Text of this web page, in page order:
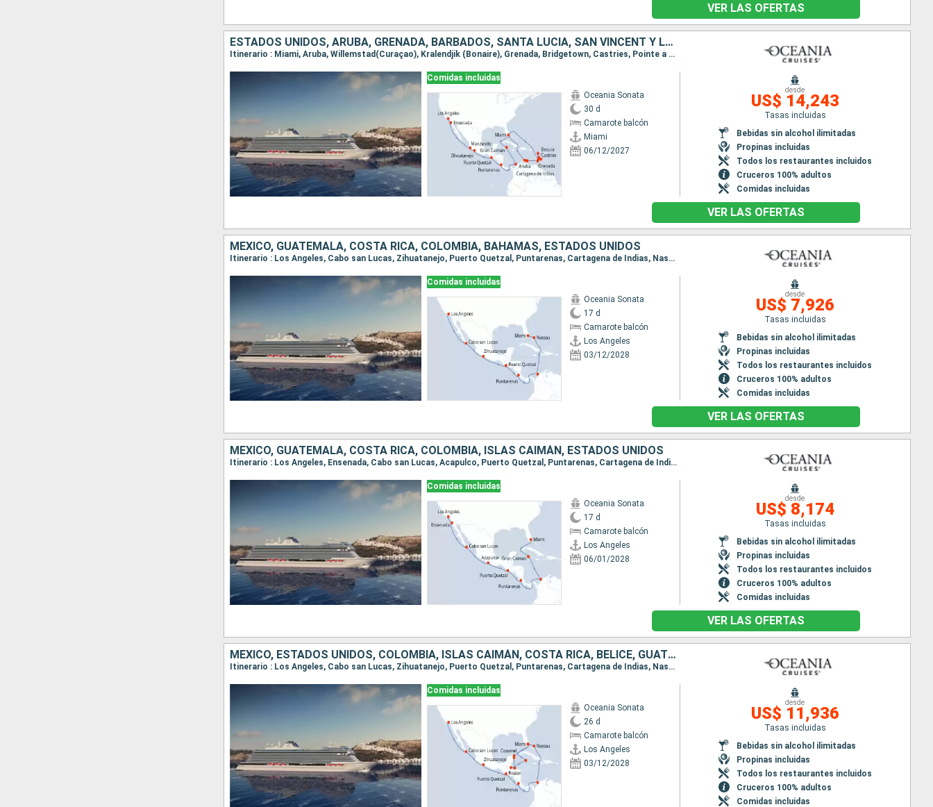
VER LAS OFERTAS
ESTADOS UNIDOS, ARUBA, GRENADA, BARBADOS, SANTA LUCIA, SAN VINCENT Y LAS GRANADINAS, ISLAS CAIMÁN, COLOMBIA, COSTA RICA, GUATEMALA, MÉXICO
Itinerario : Miami, Aruba, Willemstad(Curaçao), Kralendjik (Bonaire), Grenada, Bridgetown, Castries, Pointe a pitre (Guadalupe), Bequia, Miami, Gran Caiman, Cartagena de Indias, Puntarenas, Puerto Quetzal, Zihuatanejo, Manzanillo, Ensenada, Los Angeles
Comidas incluidas
Oceania Sonata
30 d
Camarote balcón
Miami
06/12/2027
desde
US$ 14,243
Tasas incluidas
Bebidas sin alcohol ilimitadas
Propinas incluidas
Todos los restaurantes incluidos
Cruceros 100% adultos
Comidas incluidas
VER LAS OFERTAS
MÉXICO, GUATEMALA, COSTA RICA, COLOMBIA, BAHAMAS, ESTADOS UNIDOS
Itinerario : Los Angeles, Cabo san Lucas, Zihuatanejo, Puerto Quetzal, Puntarenas, Cartagena de Indias, Nassau, Miami
Comidas incluidas
Oceania Sonata
17 d
Camarote balcón
Los Angeles
03/12/2028
desde
US$ 7,926
Tasas incluidas
Bebidas sin alcohol ilimitadas
Propinas incluidas
Todos los restaurantes incluidos
Cruceros 100% adultos
Comidas incluidas
VER LAS OFERTAS
MÉXICO, GUATEMALA, COSTA RICA, COLOMBIA, ISLAS CAIMÁN, ESTADOS UNIDOS
Itinerario : Los Angeles, Ensenada, Cabo san Lucas, Acapulco, Puerto Quetzal, Puntarenas, Cartagena de Indias, Gran Caiman, Miami
Comidas incluidas
Oceania Sonata
17 d
Camarote balcón
Los Angeles
06/01/2028
desde
US$ 8,174
Tasas incluidas
Bebidas sin alcohol ilimitadas
Propinas incluidas
Todos los restaurantes incluidos
Cruceros 100% adultos
Comidas incluidas
VER LAS OFERTAS
MÉXICO, ESTADOS UNIDOS, COLOMBIA, ISLAS CAIMÁN, COSTA RICA, BELICE, GUATEMALA, BAHAMAS, HONDURAS
Itinerario : Los Angeles, Cabo san Lucas, Zihuatanejo, Puerto Quetzal, Puntarenas, Cartagena de Indias, Nassau, Miami, Porto Progreso, Cozumel, Roatan, Belize (harvest caye), Gran Caiman, Miami
Comidas incluidas
Oceania Sonata
26 d
Camarote balcón
Los Angeles
03/12/2028
desde
US$ 11,936
Tasas incluidas
Bebidas sin alcohol ilimitadas
Propinas incluidas
Todos los restaurantes incluidos
Cruceros 100% adultos
Comidas incluidas